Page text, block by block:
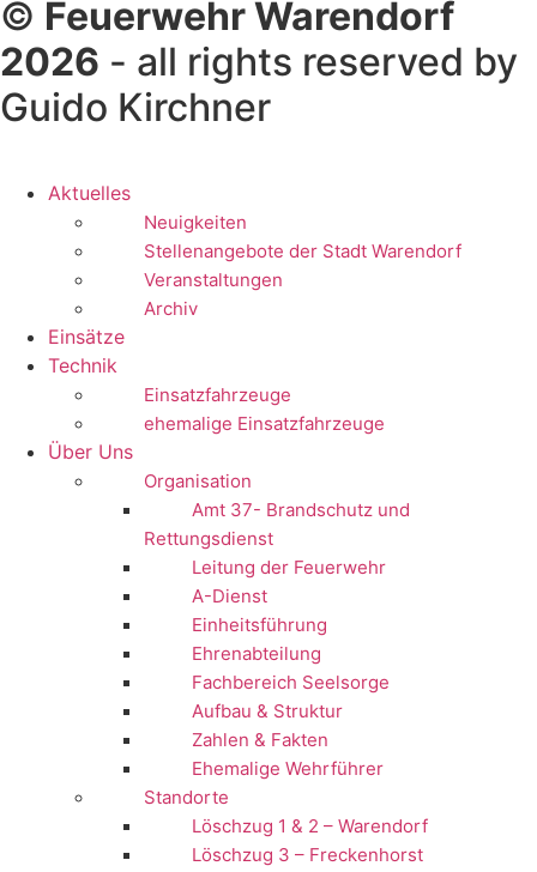
© Feuerwehr Warendorf
2026 - all rights reserved by
Guido Kirchner
Aktuelles
Neuigkeiten
Stellenangebote der Stadt Warendorf
Veranstaltungen
Archiv
Einsätze
Technik
Einsatzfahrzeuge
ehemalige Einsatzfahrzeuge
Über Uns
Organisation
Amt 37- Brandschutz und
Rettungsdienst
Leitung der Feuerwehr
A-Dienst
Einheitsführung
Ehrenabteilung
Fachbereich Seelsorge
Aufbau & Struktur
Zahlen & Fakten
Ehemalige Wehrführer
Standorte
Löschzug 1 & 2 – Warendorf
Löschzug 3 – Freckenhorst